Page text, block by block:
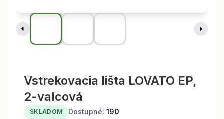
Vstrekovacia lišta LOVATO EP,
2-valcová
SKLADOM Dostupné: 190